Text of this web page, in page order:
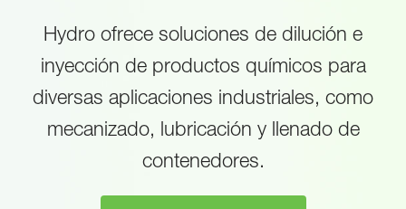
Hydro ofrece soluciones de dilución e
inyección de productos químicos para
diversas aplicaciones industriales, como
mecanizado, lubricación y llenado de
contenedores.